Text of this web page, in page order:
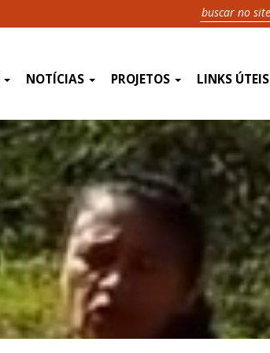
NOTÍCIAS PROJETOS LINKS ÚTEIS